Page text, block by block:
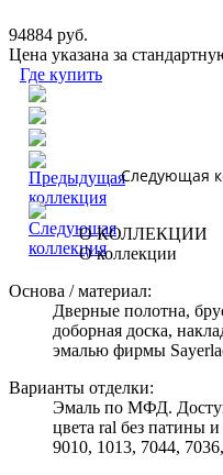
94884 руб.
Цена указана за
Где купить
Следующая
О КОЛЛЕКЦИИ
О коллекции
Основа / материал:
Дверные полотна,
доборная доска,
эмалью фирмы
Варианты отделки:
Эмаль по МФД.
цвета ral без патины
9010, 1013, 7044,